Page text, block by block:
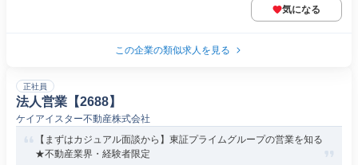
気になる
この企業の類似求人を見る
正社員
法人営業【2688】
ケイアイスター不動産株式会社
【まずはカジュアル面談から】東証プライムグループの営業を知る
★不動産業界・経験者限定